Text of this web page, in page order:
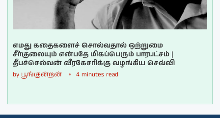
எமது கதைகளைச் சொல்வதால் ஒற்றுமை
சீர்குலையும் என்பதே மிகப்பெரும் பாரபட்சம் |
தீபச்செல்வன் வீரகேசரிக்கு வழங்கிய செவ்வி
by பூங்குன்றன் 4 minutes read